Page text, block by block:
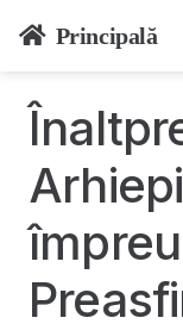
Principală